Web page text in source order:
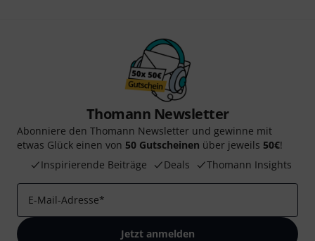
Thomann Newsletter
Abonniere den Thomann Newsletter und gewinne mit
etwas Glück einen von 50 Gutscheinen über jeweils 50€!
Inspirierende Beiträge
Deals Thomann Insights
E-Mail-Adresse*
Jetzt anmelden